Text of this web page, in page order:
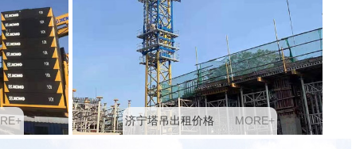
RE+ 济宁塔吊出租价格 MORE+